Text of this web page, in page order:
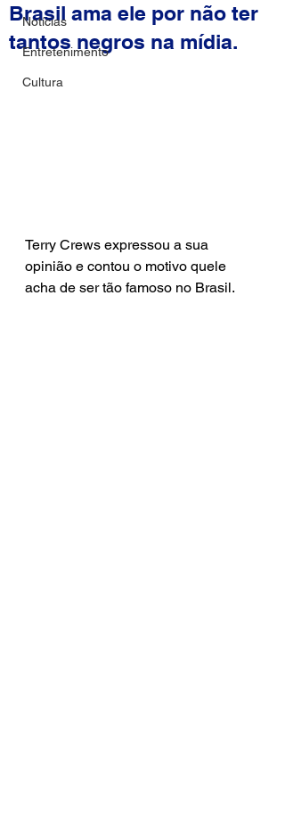
Notícias
Entretenimento
Cultura
Brasil ama ele por não ter
tantos negros na mídia.
Terry Crews expressou a sua
opinião e contou o motivo quele
acha de ser tão famoso no Brasil.